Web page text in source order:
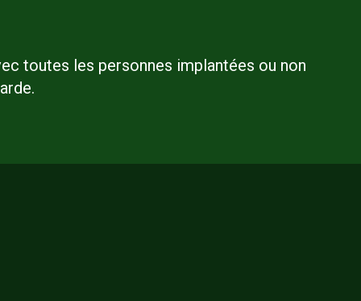
toutes les personnes implantées ou non